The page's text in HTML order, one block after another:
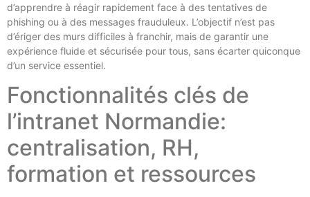
d’apprendre à réagir rapidement face à des tentatives de
phishing ou à des messages frauduleux. L’objectif n’est pas
d’ériger des murs difficiles à franchir, mais de garantir une
expérience fluide et sécurisée pour tous, sans écarter quiconque
d’un service essentiel.
Fonctionnalités clés de
l’intranet Normandie:
centralisation, RH,
formation et ressources